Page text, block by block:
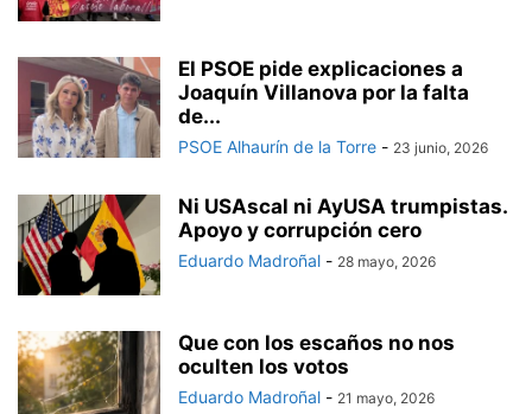
El PSOE pide explicaciones a
Joaquín Villanova por la falta
de...
PSOE Alhaurín de la Torre - 23 junio, 2026
Ni USAscal ni AyUSA trumpistas.
Apoyo y corrupción cero
Eduardo Madroñal - 28 mayo, 2026
Que con los escaños no nos
oculten los votos
Eduardo Madroñal - 21 mayo, 2026